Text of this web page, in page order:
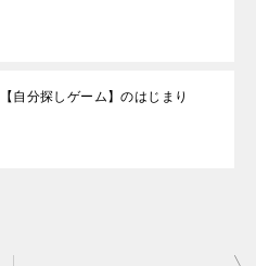
自分探しゲーム】のはじまり